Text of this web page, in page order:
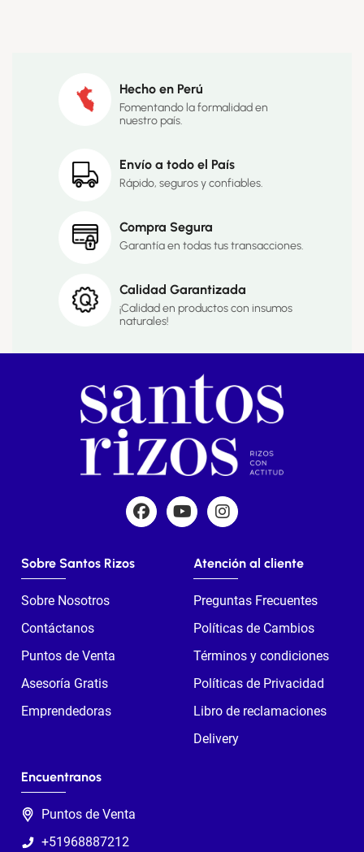
Hecho en Perú
Fomentando la formalidad en
nuestro país.
Envío a todo el País
Rápido, seguros y confiables.
Compra Segura
Garantía en todas tus transacciones.
Calidad Garantizada
¡Calidad en productos con insumos
naturales!
Sobre Santos Rizos
Sobre Nosotros
Contáctanos
Puntos de Venta
Asesoría Gratis
Emprendedoras
Atención al cliente
Preguntas Frecuentes
Políticas de Cambios
Términos y condiciones
Políticas de Privacidad
Libro de reclamaciones
Delivery
Encuentranos
Puntos de Venta
+51968887212